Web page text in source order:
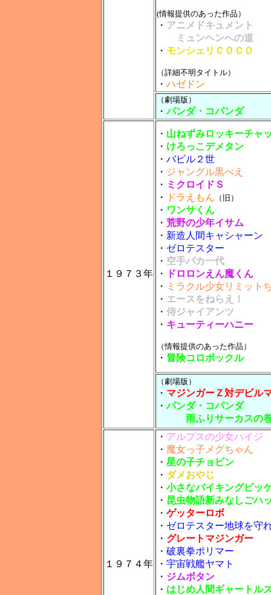
(情報提供のあった作品）
・ アニメドキュメント
ミュンヘンへの道
・ モンシェリＣＯＣＯ
（詳細不明タイトル）
・ ハゼドン
（劇場版）
・パンダ・コパンダ
１９７３年
・ 山ねずみロッキーチャ
・ けろっこデメタン
・ バビル２世
・ ジャングル黒べえ
・ ミクロイドＳ
・
ドラえもん （旧）
・ ワンサくん
・ 荒野の少年イサム
・ 新造人間キャシャーン
・ ゼロテスター
・ 空手バカ一代
・
ドロロンえん魔くん
・ ミラクル少女リミット
・ エースをねらえ！
・ 侍ジャイアンツ
・ キューティーハニー
（情報提供のあった作品）
・ 冒険コロボックル
（劇場版）
・ マジンガーＺ対デビル
・パンダ・コパンダ
雨ふりサーカスの
１９７４年
・ アルプスの少女ハイジ
・ 魔女っ子メグちゃん
・ 星の子チョビン
・ ダメおやじ
・ 小さなバイキングビッ
・ 昆虫物語新みなしごハ
・ ゲッターロボ
・ ゼロテスター地球を守
・ グレートマジンガー
・ 破裏拳ポリマー
・ 宇宙戦艦ヤマト
・ ジムボタン
・ はじめ人間ギャートル